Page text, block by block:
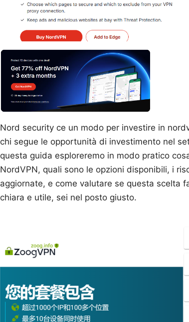
Nord security ce un modo per investire in
chi segue le opportunità di investimento nel
questa guida esploreremo in modo pratico
NordVPN, quali sono le opzioni disponibili, i
aggiornate, e come valutare se questa scelta
chiara e utile, sei nel posto giusto.